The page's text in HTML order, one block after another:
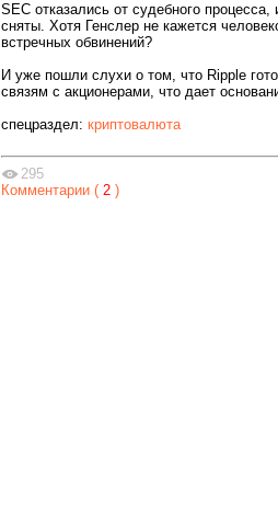
SEC отказались от судебного
сняты. Хотя Генслер не кажется
встречных обвинений?
И уже пошли слухи о том, что Ripple
связям с акционерами, что дает
спецраздел: криптовалюта
295
Комментарии ( 2 )